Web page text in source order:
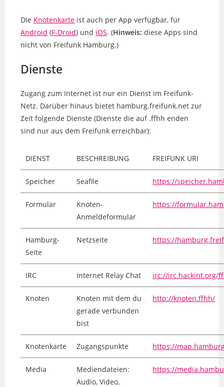
Die Knotenkarte ist auch per App verfügbar, für
Android (F-Droid) und iOS. (Hinweis: diese Apps sind
nicht von Freifunk Hamburg.)
Dienste
Zugang zum Internet ist nur ein Dienst im Freifunk-
Netz. Darüber hinaus bietet hamburg.freifunk.net zur
Zeit folgende Dienste (Dienste die auf .ffhh enden
sind nur aus dem Freifunk erreichbar):
DIENST BESCHREIBUNG FREIFUNK URI
Speicher Seafile https://
Formular
Knoten-
Anmeldeformular
https://
Hamburg-
Seite
Netzseite https://
IRC Internet Relay Chat irc://irc.hackint.org/
Knoten
Knoten mit dem du
gerade verbunden
bist
http://knoten.ffhh/
Knotenkarte Zugangspunkte https://
Media
Mediendateien:
Audio, Video,
https://